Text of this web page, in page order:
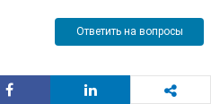
Ответить на вопросы